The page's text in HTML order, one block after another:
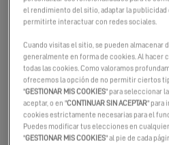
el rendimiento del sitio, adaptar la
permitirte interactuar con redes sociales.
Cuando visitas el sitio, se pueden almacenar
generalmente en forma de cookies. Al hacer
todas las cookies. Como valoramos
ofrecemos la opción de no permitir ciertos
"GESTIONAR MIS COOKIES" para seleccionar
aceptar, o en "CONTINUAR SIN ACEPTAR" para
cookies estrictamente necesarias para el
Puedes modificar tus elecciones en
"GESTIONAR MIS COOKIES" al pie de cada